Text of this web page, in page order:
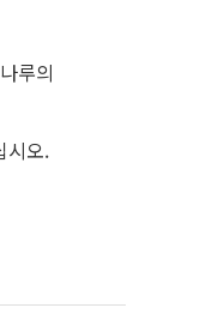
루의
시오.